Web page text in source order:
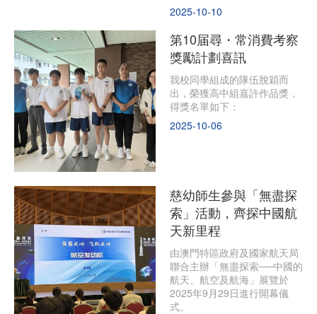
2025-10-10
第10届尋・常消費考察
獎勵計劃喜訊
我校同學組成的隊伍脫穎而
出，榮獲高中組嘉許作品獎，
得獎名單如下：
2025-10-06
慈幼師生參與「無盡探
索」活動，齊探中國航
天新里程
由澳門特區政府及國家航天局
聯合主辦「無盡探索──中國的
航天、航空及航海」展覽於
2025年9月29日進行開幕儀
式。